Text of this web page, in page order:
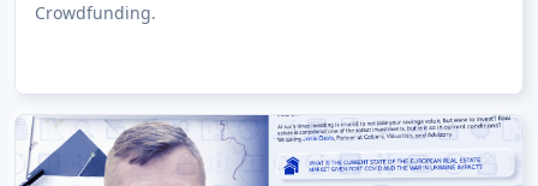
Crowdfunding.